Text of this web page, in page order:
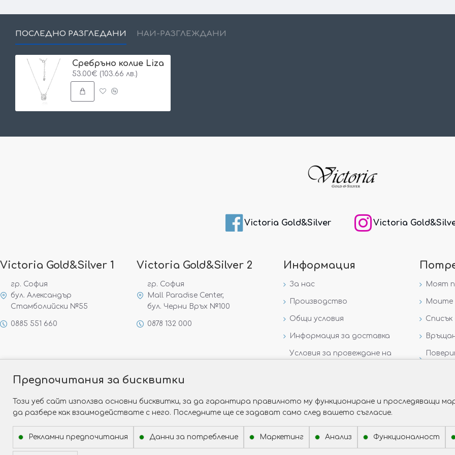
ПОСЛЕДНО РАЗГЛЕДАНИ НАЙ-РАЗГЛЕЖДАНИ
Сребръно колие Liza
53.00€ (103.66 лв.)
Victoria Gold&Silver Victoria
Victoria Gold&Silver 1
гр. София
бул. Александър
Стамболийски №55
0885 551 660
Victoria Gold&Silver 2
гр. София
Mall Paradise Center,
бул. Черни Връх №100
0878 132 000
Информация
За нас
Производство
Общи условия
Информация за доставка
Условия за провеждане на
Моят
Моите
Списък
Предпочитания за бисквитки
Този уеб сайт използва основни бисквитки, за да гарантира правилното му функциониране и проследяващи
да разбере как взаимодействате с него. Последните ще се задават само след вашето съгласие.
Рекламни предпочитания Данни за потребление Маркетинг Анализ Функционалност